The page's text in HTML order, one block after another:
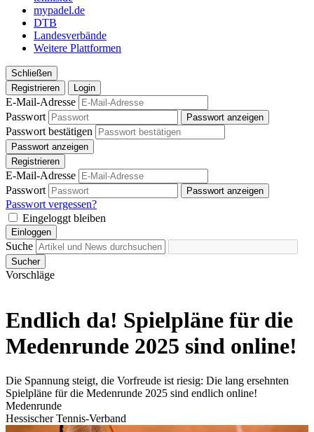
mypadel.de
DTB
Landesverbände
Weitere Plattformen
Schließen
Registrieren
Login
E-Mail-Adresse
Passwort
Passwort anzeigen
Passwort bestätigen
Passwort anzeigen
Registrieren
E-Mail-Adresse
Passwort
Passwort anzeigen
Passwort vergessen?
Eingeloggt bleiben
Einloggen
Suche
Sucher
Vorschläge
Endlich da! Spielpläne für die
Medenrunde 2025 sind online!
Die Spannung steigt, die Vorfreude ist riesig: Die lang ersehnten
Spielpläne für die Medenrunde 2025 sind endlich online!
Medenrunde
Hessischer Tennis-Verband